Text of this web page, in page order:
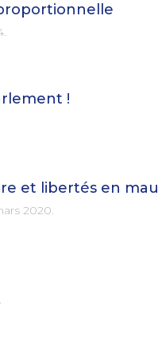
.
!
et libertés en
2020.
.